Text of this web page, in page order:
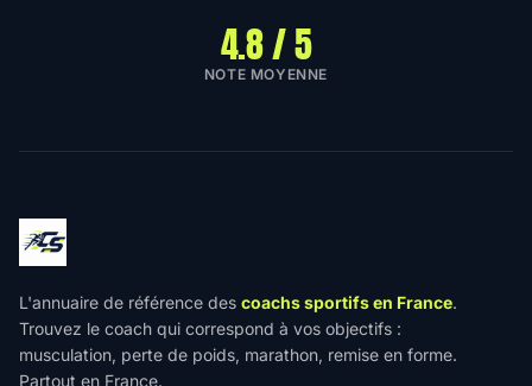
4.8 / 5
NOTE MOYENNE
L'annuaire de référence des coachs sportifs en France.
Trouvez le coach qui correspond à vos objectifs :
musculation, perte de poids, marathon, remise en forme.
Partout en France.